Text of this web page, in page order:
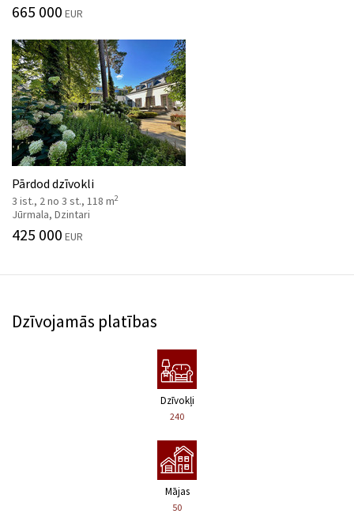
665 000 EUR
Pārdod dzīvokli
3 ist., 2 no 3 st., 118 m2
Jūrmala, Dzintari
425 000 EUR
Dzīvojamās platības
Dzīvokļi
240
Mājas
50